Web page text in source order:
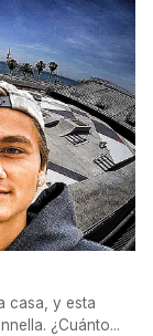
casa, y esta
¿Cuánto...